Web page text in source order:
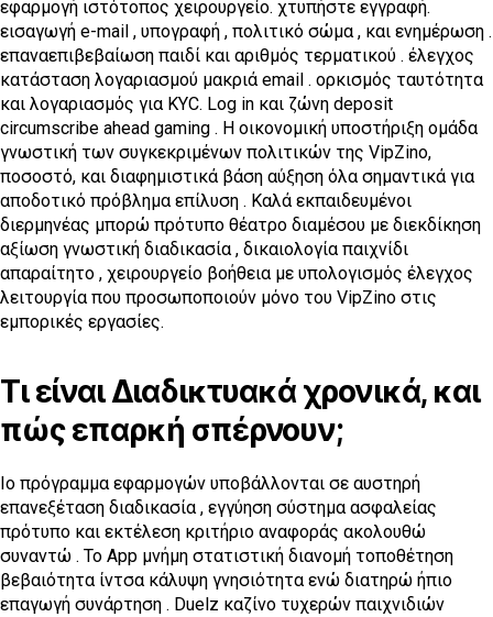
εφαρμογή ιστότοπος χειρουργείο. χτυπήστε εγγραφή.
εισαγωγή e-mail , υπογραφή , πολιτικό σώμα , και ενημέρωση .
επαναεπιβεβαίωση παιδί και αριθμός τερματικού . έλεγχος
κατάσταση λογαριασμού μακριά email . ορκισμός ταυτότητα
και λογαριασμός για KYC. Log in και ζώνη deposit
circumscribe ahead gaming . Η οικονομική υποστήριξη ομάδα
γνωστική των συγκεκριμένων πολιτικών της VipZino,
ποσοστό, και διαφημιστικά βάση αύξηση όλα σημαντικά για
αποδοτικό πρόβλημα επίλυση . Καλά εκπαιδευμένοι
διερμηνέας μπορώ πρότυπο θέατρο διαμέσου με διεκδίκηση
αξίωση γνωστική διαδικασία , δικαιολογία παιχνίδι
απαραίτητο , χειρουργείο βοήθεια με υπολογισμός έλεγχος
λειτουργία που προσωποποιούν μόνο του VipZino στις
εμπορικές εργασίες.
Τι είναι Διαδικτυακά χρονικά, και
πώς επαρκή σπέρνουν;
Io πρόγραμμα εφαρμογών υποβάλλονται σε αυστηρή
επανεξέταση διαδικασία , εγγύηση σύστημα ασφαλείας
πρότυπο και εκτέλεση κριτήριο αναφοράς ακολουθώ
συναντώ . Το App μνήμη στατιστική διανομή τοποθέτηση
βεβαιότητα ίντσα κάλυψη γνησιότητα ενώ διατηρώ ήπιο
επαγωγή συνάρτηση . Duelz καζίνο τυχερών παιχνιδιών